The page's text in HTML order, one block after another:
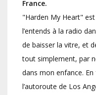
France.
"Harden My Heart"
l’entends à la radio
de baisser la vitre, et
tout simplement, par
dans mon enfance.
l’autoroute de Los